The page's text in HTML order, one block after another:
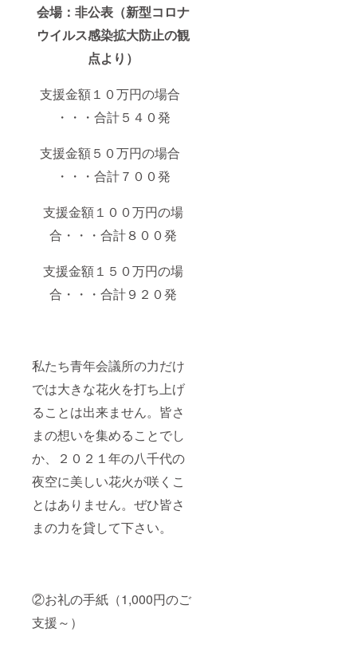
会場：非公表（新型コロナ
ウイルス感染拡大防止の観
点より）
支援金額１０万円の場合
・・・合計５４０発
支援金額５０万円の場合
・・・合計７００発
支援金額１００万円の場
合・・・合計８００発
支援金額１５０万円の場
合・・・合計９２０発
私たち青年会議所の力だけ
では大きな花火を打ち上げ
ることは出来ません。皆さ
まの想いを集めることでし
か、２０２１年の八千代の
夜空に美しい花火が咲くこ
とはありません。ぜひ皆さ
まの力を貸して下さい。
②お礼の手紙（1,000円のご
支援～）